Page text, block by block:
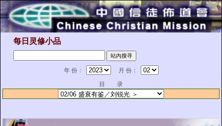
每日灵修小品
年 份：
月 份：
目 录